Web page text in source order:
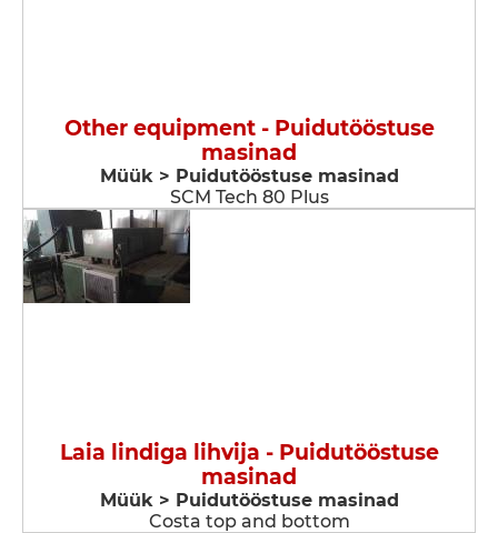
Other equipment - Puidutööstuse
masinad
Müük > Puidutööstuse masinad
SCM Tech 80 Plus
Laia lindiga lihvija - Puidutööstuse
masinad
Müük > Puidutööstuse masinad
Costa top and bottom